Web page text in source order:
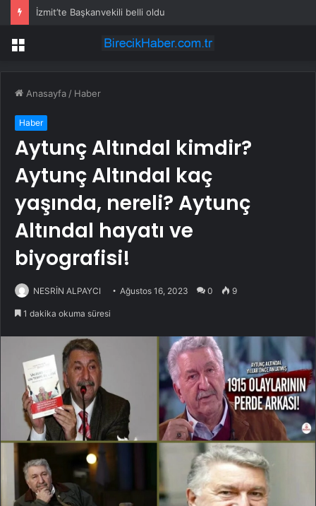
İzmit’te Başkanvekili belli oldu
Menü
Anasayfa / Haber
Haber
Aytunç Altındal kimdir?
Aytunç Altındal kaç
yaşında, nereli? Aytunç
Altındal hayatı ve
biyografisi!
NESRİN ALPAYCI Ağustos 16, 2023 0 9
1 dakika okuma süresi